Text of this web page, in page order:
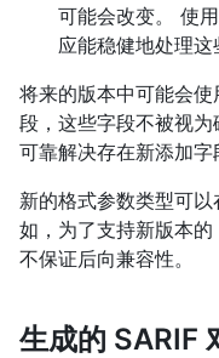
可能会改变。 使
应能稳健地处理这
将来的版本中可能会
段，这些字段不被视
可靠解决存在新添加字
新的格式参数类型可
如，为了支持新版本
不保证后向兼容性。
生成的 SARIF